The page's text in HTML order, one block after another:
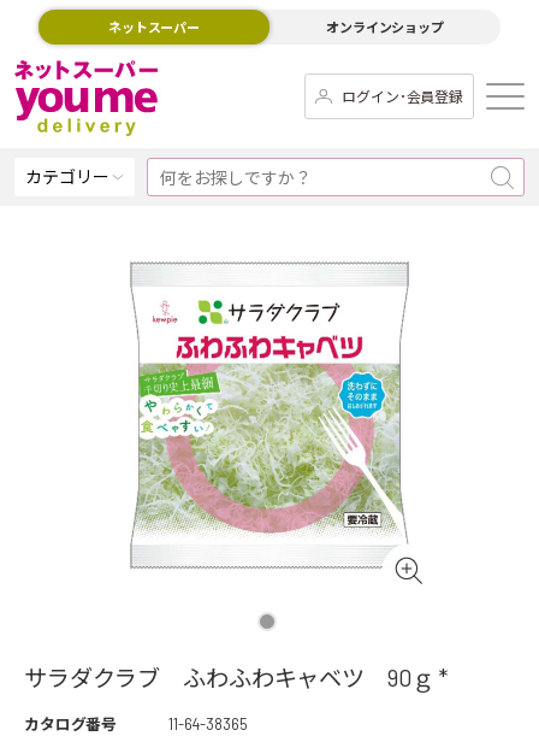
ネットスーパー オンラインショップ
ログイン･会員登録
カテゴリー
サラダクラブ ふわふわキャベツ 90ｇ *
カタログ番号
11-64-38365